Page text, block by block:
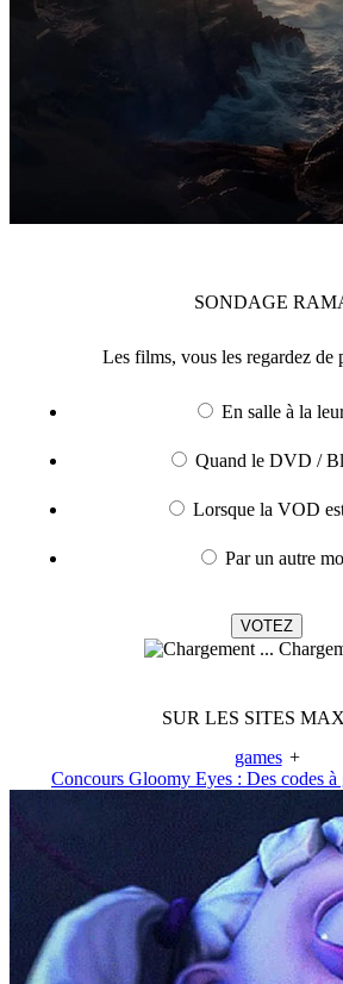
SONDAGE
Les films, vous les regardez de
En salle à la
Quand le DVD /
Lorsque la VOD
Par un autre
SUR LES SITES
games +
Concours Gloomy Eyes : Des codes à